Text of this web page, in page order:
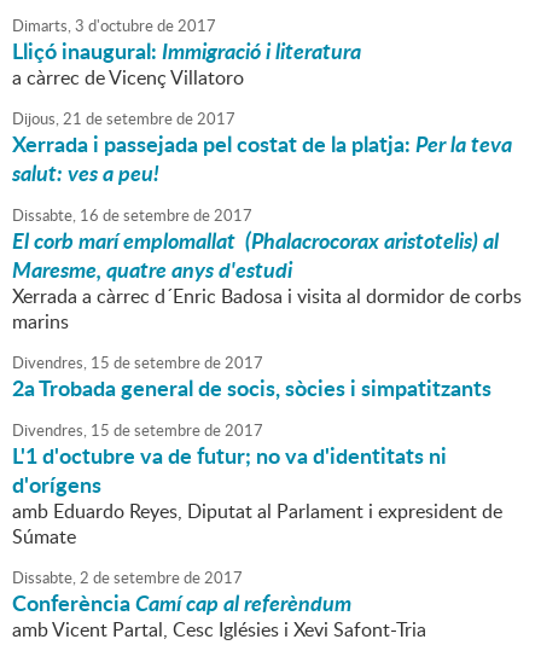
Dimarts,3 d'octubrede2017
Lliçó inaugural:Immigració i literatura
a càrrec de Vicenç Villatoro
Dijous,21 desetembrede2017
Xerrada i passejada pel costat de la platja:Per la teva
salut: ves a peu!
Dissabte, 16 desetembrede2017
El corb marí emplomallat (Phalacrocorax aristotelis) al
Maresme, quatre anys d'estudi
Xerrada a càrrec d´Enric Badosa i visita al dormidor de corbs
marins
Divendres, 15 desetembrede2017
2a Trobada general de socis, sòcies i simpatitzants
Divendres, 15 desetembrede2017
L'1 d'octubre va de futur; no va d'identitats ni
d'orígens
amb Eduardo Reyes, Diputat al Parlament i expresident de
Súmate
Dissabte,2 desetembrede2017
ConferènciaCamí cap al referèndum
amb Vicent Partal, Cesc Iglésies i Xevi Safont-Tria